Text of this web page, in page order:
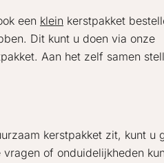
een klein kerstpakket
Dit kunt u doen via onze
Aan het zelf samen
kerstpakket zit, kunt u
of onduidelijkheden